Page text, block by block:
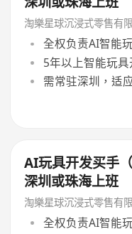
淘樂星球沉浸式零售有
全权负责AI智能
5年以上智能玩
需常驻深圳，适
AI玩具开发买手
深圳或珠海上班
淘樂星球沉浸式零售有
全权负责AI智能